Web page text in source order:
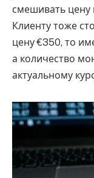
смешивать цену
Клиенту тоже
цену €350, то
а количество
актуальному